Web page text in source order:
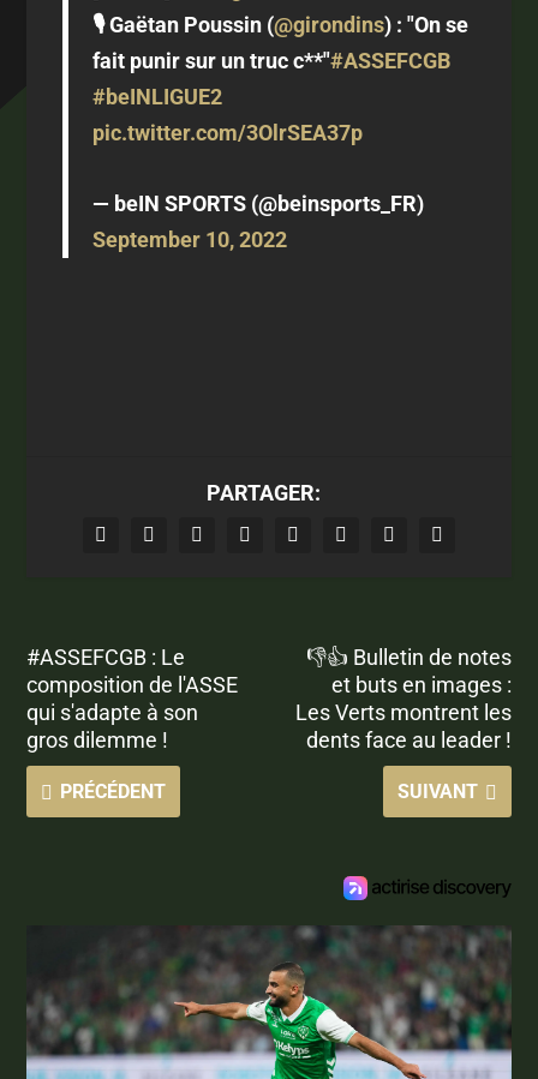
🎙 Gaëtan Poussin (@girondins) : "On se
fait punir sur un truc c**"#ASSEFCGB
#beINLIGUE2
pic.twitter.com/3OlrSEA37p
— beIN SPORTS (@beinsports_FR)
September 10, 2022
PARTAGER:
#ASSEFCGB : Le
composition de l'ASSE
qui s'adapte à son
gros dilemme !
PRÉCÉDENT
👎👍 Bulletin de notes
et buts en images :
Les Verts montrent les
dents face au leader !
SUIVANT